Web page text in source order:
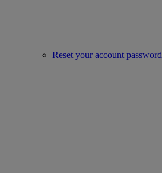
Reset your account password